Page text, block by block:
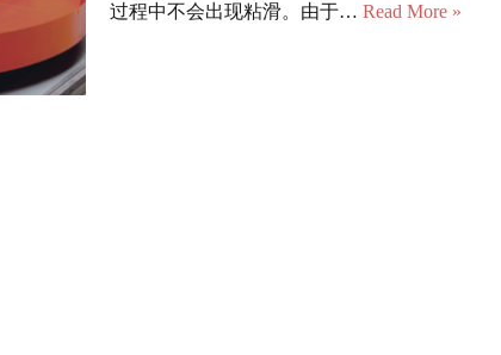
过程中不会出现粘滑。由于… Read More »